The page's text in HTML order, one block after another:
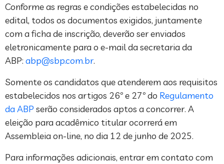
Conforme as regras e condições estabelecidas no
edital, todos os documentos exigidos, juntamente
com a ficha de inscrição, deverão ser enviados
eletronicamente para o e-mail da secretaria da
ABP: abp@sbp.com.br.
Somente os candidatos que atenderem aos requisitos
estabelecidos nos artigos 26º e 27º do Regulamento
da ABP serão considerados aptos a concorrer. A
eleição para acadêmico titular ocorrerá em
Assembleia on-line, no dia 12 de junho de 2025.
Para informações adicionais, entrar em contato com